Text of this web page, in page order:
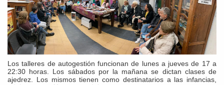
Los talleres de autogestión funcionan de lunes a jueves de 17 a
22:30 horas. Los sábados por la mañana se dictan clases de
ajedrez. Los mismos tienen como destinatarios a las infancias,